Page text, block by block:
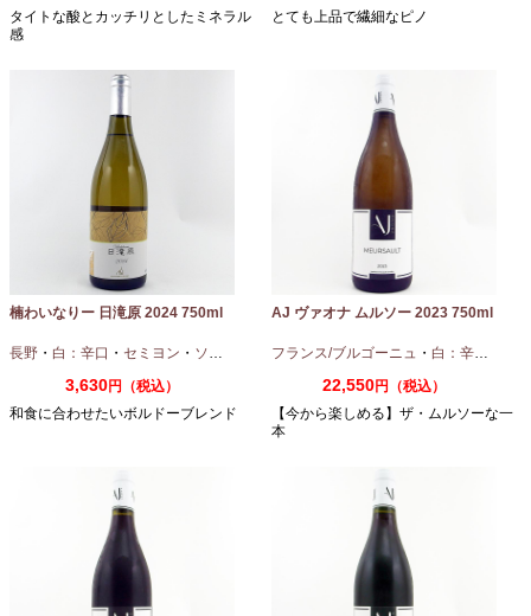
タイトな酸とカッチリとしたミネラル
感
とても上品で繊細なピノ
楠わいなりー 日滝原 2024 750ml
長野 ・ 白：辛口 ・ セミヨン ・ ソーヴィニオンブラン
3,630円（税込）
和食に合わせたいボルドーブレンド
AJ ヴァオナ ムルソー 2023 750ml
フランス/ブルゴーニュ ・ 白：辛口
22,550円（税込）
【今から楽しめる】ザ・ムルソーな一
本